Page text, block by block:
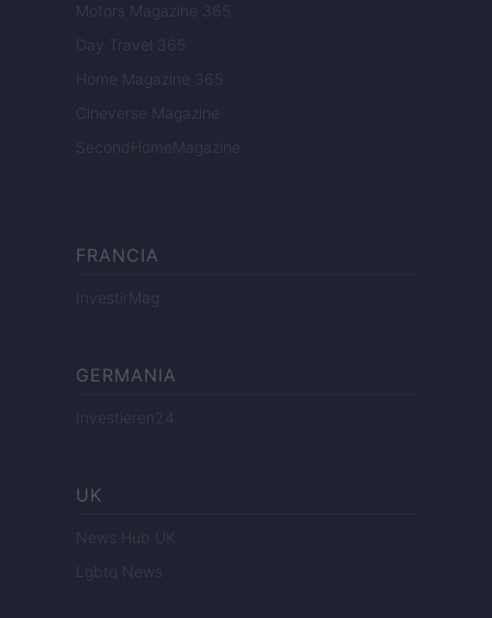
Motors Magazine 365
Day Travel 365
Home Magazine 365
Cineverse Magazine
SecondHomeMagazine
FRANCIA
InvestirMag
GERMANIA
Investieren24
UK
News Hub UK
Lgbtq News